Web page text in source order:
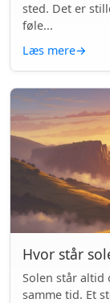
sted. Det er
føle...
Læs mere→
Hvor står
Solen står altid
samme tid. Et